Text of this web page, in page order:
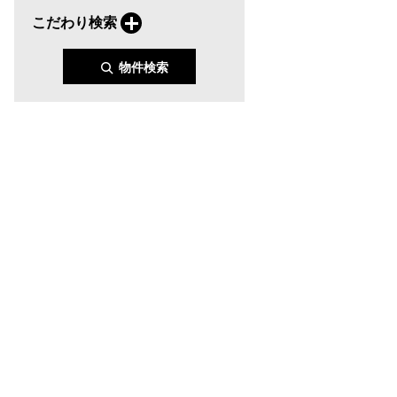
こだわり検索
物件検索